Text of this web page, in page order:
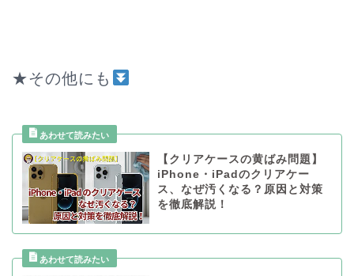
★その他にも
【クリアケースの黄ばみ問題】
iPhone・iPadのクリアケー
ス、なぜ汚くなる？原因と対策
を徹底解説！